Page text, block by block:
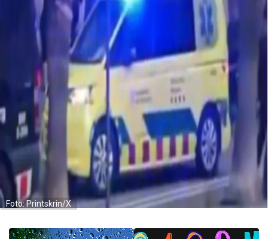
Foto: Printskrin/X